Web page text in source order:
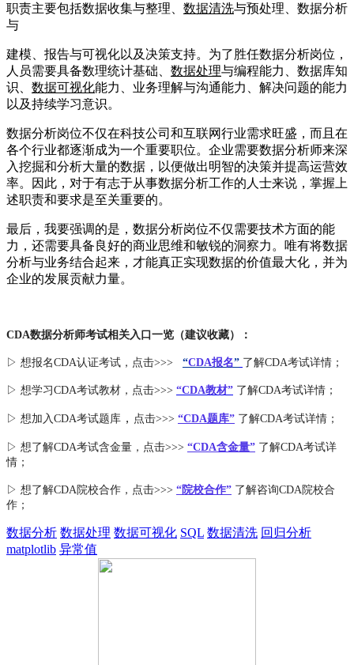
职责主要包括数据收集与整理、 数据清洗与预处理、数据分析
与
建模、报告与可视化以及决策支持。为了胜任数据分析岗位，
人员需要具备数理统计基础、 数据处理与编程能力、数据库知
识、 数据可视化能力、业务理解与沟通能力、解决问题的能力
以及持续学习意识。
数据分析岗位不仅在科技公司和互联网行业需求旺盛，而且在
各个行业都逐渐成为一个重要职位。企业需要数据分析师来深
入挖掘和分析大量的数据，以便做出明智的决策并提高运营效
率。因此，对于有志于从事数据分析工作的人士来说，掌握上
述职责和要求是至关重要的。
最后，我要强调的是，数据分析岗位不仅需要技术方面的能
力，还需要具备良好的商业思维和敏锐的洞察力。唯有将数据
分析与业务结合起来，才能真正实现数据的价值最大化，并为
企业的发展贡献力量。
CDA数据分析师考试相关入口一览（建议收藏）：
▷ 想报名CDA认证考试，点击>>> “CDA报名” 了解CDA考试详情；
▷ 想学习CDA考试教材，点击>>> “CDA教材” 了解CDA考试详情；
▷ 想加入CDA考试题库 ， 点击>>> “CDA题库” 了解CDA考试详情；
▷ 想了解CDA考试含金量 ，点击>>> “CDA含金量” 了解CDA考试详
情；
▷ 想了解CDA院校合作 ，点击>>> “院校合作” 了解咨询CDA院校合
作；
数据分析 数据处理 数据可视化 SQL 数据清洗 回归分析
matplotlib 异常值